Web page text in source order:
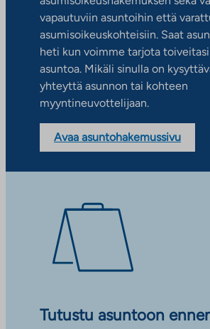
vapautuviin asuntoihin että
asumisoikeuskohteisiin. Saat
heti kun voimme tarjota toiveitasi
asuntoa. Mikäli sinulla on
yhteyttä asunnon tai kohteen
myyntineuvottelijaan.
Avaa asuntohakemussivu
Tutustu asuntoon